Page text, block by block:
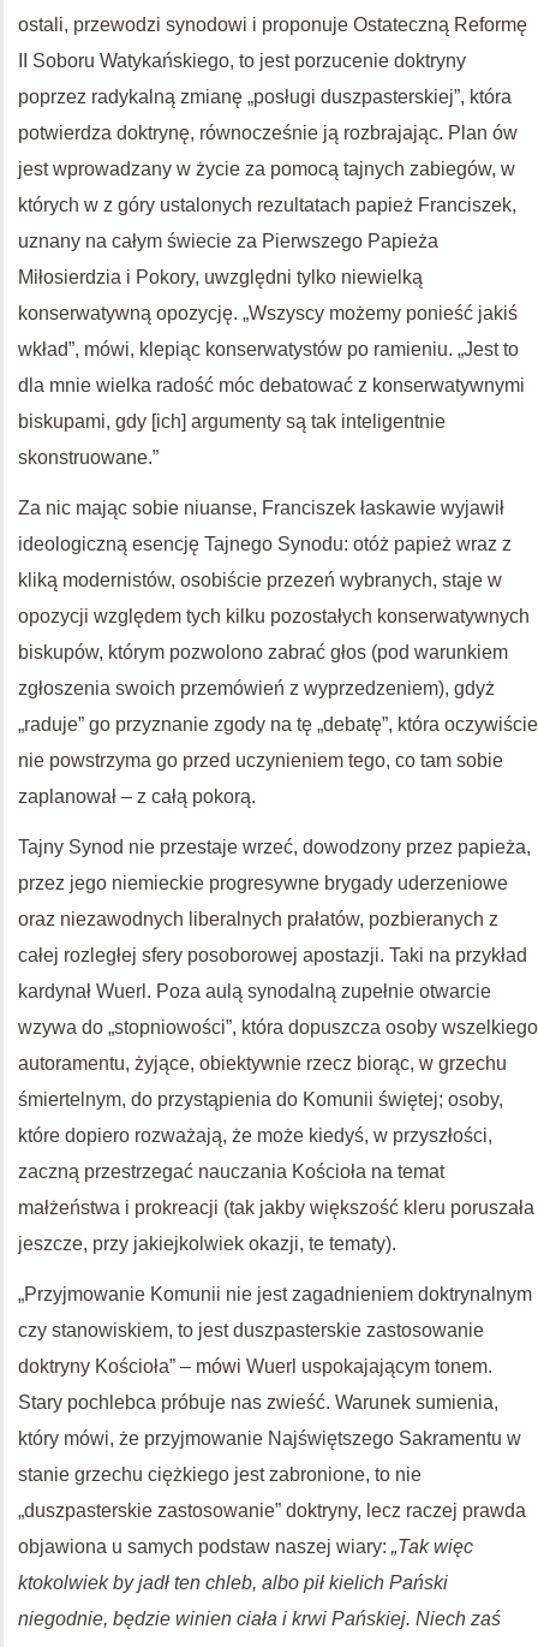
ostali, przewodzi synodowi i proponuje Ostateczną Reformę
II Soboru Watykańskiego, to jest porzucenie doktryny
poprzez radykalną zmianę „posługi duszpasterskiej”, która
potwierdza doktrynę, równocześnie ją rozbrajając. Plan ów
jest wprowadzany w życie za pomocą tajnych zabiegów, w
których w z góry ustalonych rezultatach papież Franciszek,
uznany na całym świecie za Pierwszego Papieża
Miłosierdzia i Pokory, uwzględni tylko niewielką
konserwatywną opozycję. „Wszyscy możemy ponieść jakiś
wkład”, mówi, klepiąc konserwatystów po ramieniu. „Jest to
dla mnie wielka radość móc debatować z konserwatywnymi
biskupami, gdy [ich] argumenty są tak inteligentnie
skonstruowane.”
Za nic mając sobie niuanse, Franciszek łaskawie wyjawił
ideologiczną esencję Tajnego Synodu: otóż papież wraz z
kliką modernistów, osobiście przezeń wybranych, staje w
opozycji względem tych kilku pozostałych konserwatywnych
biskupów, którym pozwolono zabrać głos (pod warunkiem
zgłoszenia swoich przemówień z wyprzedzeniem), gdyż
„raduje” go przyznanie zgody na tę „debatę”, która oczywiście
nie powstrzyma go przed uczynieniem tego, co tam sobie
zaplanował – z całą pokorą.
Tajny Synod nie przestaje wrzeć, dowodzony przez papieża,
przez jego niemieckie progresywne brygady uderzeniowe
oraz niezawodnych liberalnych prałatów, pozbieranych z
całej rozległej sfery posoborowej apostazji. Taki na przykład
kardynał Wuerl. Poza aulą synodalną zupełnie otwarcie
wzywa do „stopniowości”, która dopuszcza osoby wszelkiego
autoramentu, żyjące, obiektywnie rzecz biorąc, w grzechu
śmiertelnym, do przystąpienia do Komunii świętej; osoby,
które dopiero rozważają, że może kiedyś, w przyszłości,
zaczną przestrzegać nauczania Kościoła na temat
małżeństwa i prokreacji (tak jakby większość kleru poruszała
jeszcze, przy jakiejkolwiek okazji, te tematy).
„Przyjmowanie Komunii nie jest zagadnieniem doktrynalnym
czy stanowiskiem, to jest duszpasterskie zastosowanie
doktryny Kościoła” – mówi Wuerl uspokajającym tonem.
Stary pochlebca próbuje nas zwieść. Warunek sumienia,
który mówi, że przyjmowanie Najświętszego Sakramentu w
stanie grzechu ciężkiego jest zabronione, to nie
„duszpasterskie zastosowanie” doktryny, lecz raczej prawda
objawiona u samych podstaw naszej wiary: „Tak więc
ktokolwiek by jadł ten chleb, albo pił kielich Pański
niegodnie, będzie winien ciała i krwi Pańskiej. Niech zaś